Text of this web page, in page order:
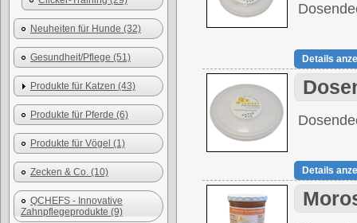
Neuheiten für Hunde (32)
Gesundheit/Pflege (51)
Produkte für Katzen (43)
Produkte für Pferde (6)
Produkte für Vögel (1)
Zecken & Co. (10)
QCHEFS - Innovative
Zahnpflegeprodukte (9)
Details
Details